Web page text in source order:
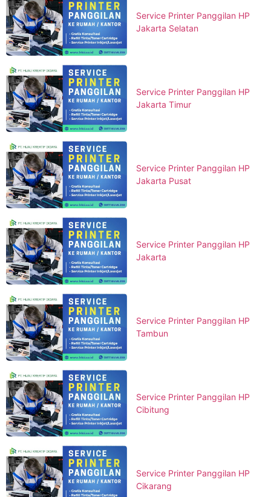
Service Printer Panggilan HP
Jakarta Selatan
Service Printer Panggilan HP
Jakarta Timur
Service Printer Panggilan HP
Jakarta Pusat
Service Printer Panggilan HP
Jakarta
Service Printer Panggilan HP
Tambun
Service Printer Panggilan HP
Cibitung
Service Printer Panggilan HP
Cikarang